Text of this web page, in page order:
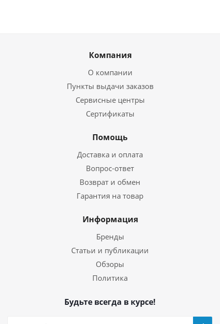
Компания
О компании
Пункты выдачи заказов
Сервисные центры
Сертификаты
Помощь
Доставка и оплата
Вопрос-ответ
Возврат и обмен
Гарантия на товар
Информация
Бренды
Статьи и публикации
Обзоры
Политика
Будьте всегда в курсе!